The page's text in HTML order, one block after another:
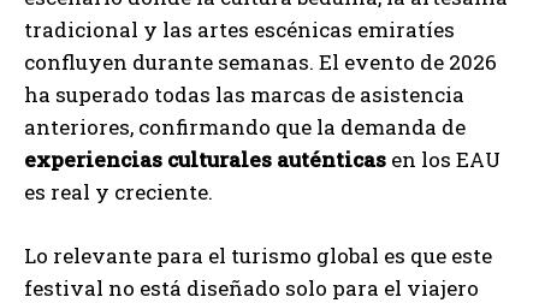
tradicional y las artes escénicas emiratíes
confluyen durante semanas. El evento de 2026
ha superado todas las marcas de asistencia
anteriores, confirmando que la demanda de
experiencias culturales auténticas en los EAU
es real y creciente.
Lo relevante para el turismo global es que este
festival no está diseñado solo para el viajero